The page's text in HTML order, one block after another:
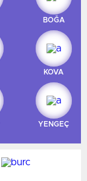
BOĞA
KOVA
YENGEÇ